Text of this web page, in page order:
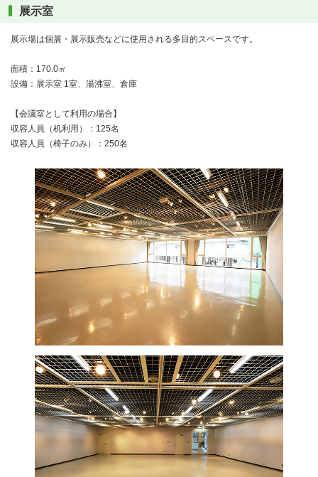
展示室
展示場は個展・展示販売などに使用される多目的スペースです。
面積：170.0㎡
設備：展示室 1室、湯沸室、倉庫
【会議室として利用の場合】
収容人員（机利用）：125名
収容人員（椅子のみ）：250名